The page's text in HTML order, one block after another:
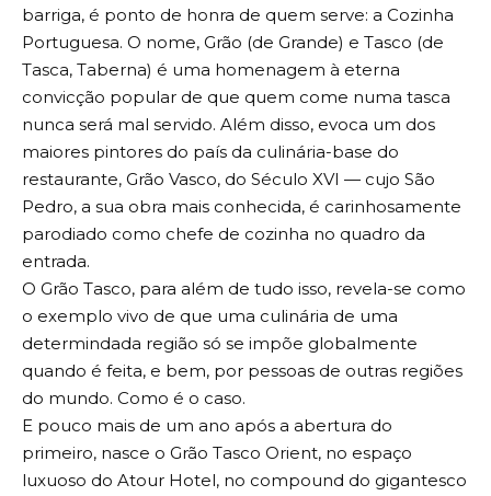
barriga, é ponto de honra de quem serve: a Cozinha
Portuguesa. O nome, Grão (de Grande) e Tasco (de
Tasca, Taberna) é uma homenagem à eterna
convicção popular de que quem come numa tasca
nunca será mal servido. Além disso, evoca um dos
maiores pintores do país da culinária-base do
restaurante, Grão Vasco, do Século XVI — cujo São
Pedro, a sua obra mais conhecida, é carinhosamente
parodiado como chefe de cozinha no quadro da
entrada.
O Grão Tasco, para além de tudo isso, revela-se como
o exemplo vivo de que uma culinária de uma
determindada região só se impõe globalmente
quando é feita, e bem, por pessoas de outras regiões
do mundo. Como é o caso.
E pouco mais de um ano após a abertura do
primeiro, nasce o Grão Tasco Orient, no espaço
luxuoso do Atour Hotel, no compound do gigantesco